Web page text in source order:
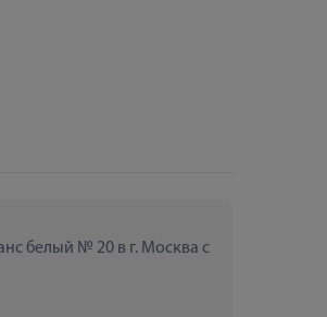
белый № 20 в г. Москва с